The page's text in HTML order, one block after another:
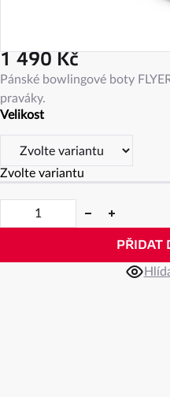
1 490 Kč
Měrná
cena:
Zvolte variantu
Velikost
PŘIDAT
Pánské bowlingové boty
praváky.